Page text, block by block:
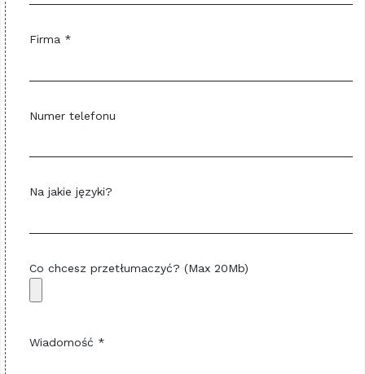
Firma *
Numer telefonu
Na jakie języki?
Co chcesz przetłumaczyć? (Max 20Mb)
Wiadomość *